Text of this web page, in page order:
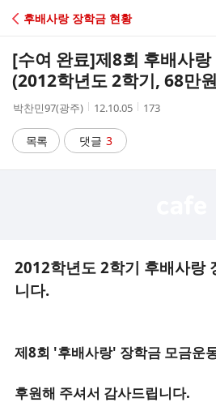
C
A
후배사랑 장학금 현황
[수여 완료]제8회 후배사
(2012학년도 2학기, 68만
작
자
박찬민97(광주)
작
시
간
12.10.05
조
173
목록 댓글 3
2012학년도 2학기 후배사랑
니다.
제8회 '후배사랑' 장학금 모금운
후원해 주셔서 감사드립니다.